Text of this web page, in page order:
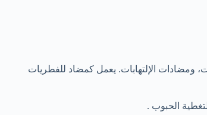
ومضادات الإلتهابات. يعمل كمضاد للفطريات
الحبوب .